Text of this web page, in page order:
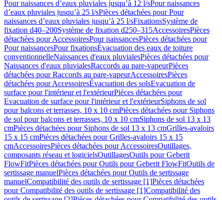
Pour naissances d’eaux pluviales jusqu’à 12 l/sPour naissances
d’eaux pluviales jusqu’à 25 l/sPièces détachées pour Pour
naissances d’eaux pluviales jusqu’à 25 l/sFixationsSystème de
fixation d40–200Système de fixation d250–315AccessoiresPièces
détachées pour AccessoiresPour naissancesPièces détachées pour
Pour naissancesPour fixationsÉvacuation des eaux de toiture
conventionnelleNaissances d'eaux pluvialesPièces détachées pour
Naissances d'eaux pluvialesRaccords au pare-vapeurPièces
détachées pour Raccords au pare-vapeurAccessoiresPièces
détachées pour AccessoiresÉvacuation des solsEvacuation de
surface pour l'intérieur et l'extérieurPièces détachées pour
Evacuation de surface pour l'intérieur et l'extérieurSiphons de sol
pour balcons et terrasses, 10 x 10 cmPièces détachées pour Siphons
de sol pour balcons et terrasses, 10 x 10 cmSiphons de sol 13 x 13
cmPièces détachées pour Siphons de sol 13 x 13 cmGrilles-avaloirs
15 x 15 cmPièces détachées pour Grilles-avaloirs 15 x 15
cmAccessoiresPièces détachées pour AccessoiresOutillages,
composants réseau et logicielsOutillagesOutils pour Geberit
FlowFitPièces détachées pour Outils pour Geberit FlowFitOutils de
sertissage manuelPièces détachées pour Outils de sertissage
manuelCompatibilité des outils de sertissage [1]Pièces détachées
pour Compatibilité des outils de sertissage [1]Compatibilité des